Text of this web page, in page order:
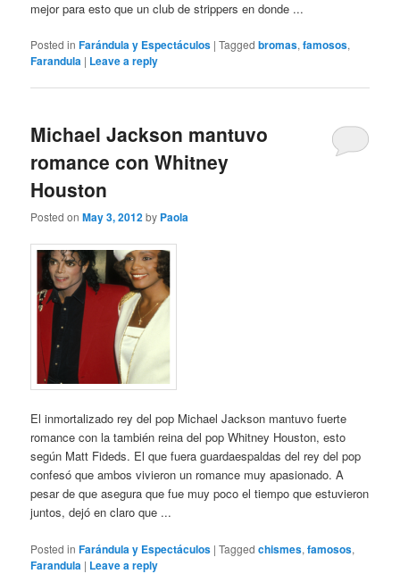
mejor para esto que un club de strippers en donde ...
Posted in Farándula y Espectáculos |Tagged bromas,famosos,
Farandula | Leave a reply
Michael Jackson mantuvo
romance con Whitney
Houston
Posted onMay 3, 2012by Paola
El inmortalizado rey del pop Michael Jackson mantuvo fuerte
romance con la también reina del pop Whitney Houston, esto
según Matt Fideds. El que fuera guardaespaldas del rey del pop
confesó que ambos vivieron un romance muy apasionado. A
pesar de que asegura que fue muy poco el tiempo que estuvieron
juntos, dejó en claro que ...
Posted in Farándula y Espectáculos |Tagged chismes,famosos,
Farandula | Leave a reply